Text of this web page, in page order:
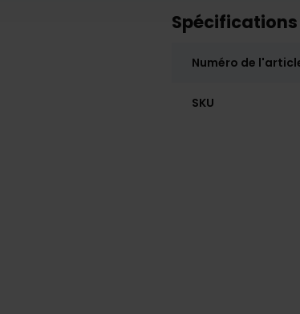
Spécifications
Numéro de
SKU